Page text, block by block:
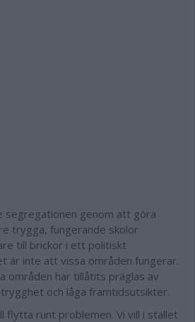
segregationen genom att göra
trygga, fungerande skolor
till brickor i ett politiskt
är inte att vissa områden fungerar.
områden har tillåtits präglas av
och låga framtidsutsikter.
flytta runt problemen. Vi vill i stället